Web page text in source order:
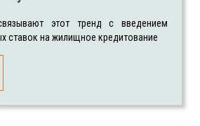
этот тренд с введением
ставок на жилищное кредитование